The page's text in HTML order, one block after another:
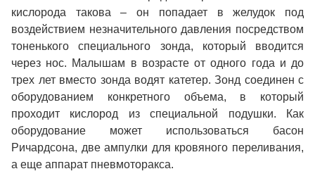
кислорода такова – он попадает в желудок под
воздействием незначительного давления посредством
тоненького специального зонда, который вводится
через нос. Малышам в возрасте от одного года и до
трех лет вместо зонда водят катетер. Зонд соединен с
оборудованием конкретного объема, в который
проходит кислород из специальной подушки. Как
оборудование может использоваться басон
Ричардсона, две ампулки для кровяного переливания,
а еще аппарат пневмоторакса.